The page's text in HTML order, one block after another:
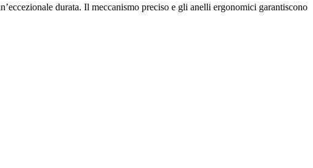
durata. Il meccanismo preciso e gli anelli ergonomici garantiscono